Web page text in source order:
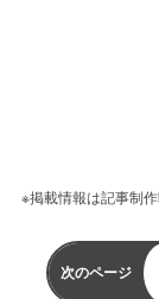
※掲載情報は記事制
次のページ